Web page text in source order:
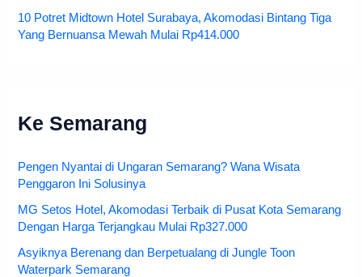
10 Potret Midtown Hotel Surabaya, Akomodasi Bintang Tiga
Yang Bernuansa Mewah Mulai Rp414.000
Ke Semarang
Pengen Nyantai di Ungaran Semarang? Wana Wisata
Penggaron Ini Solusinya
MG Setos Hotel, Akomodasi Terbaik di Pusat Kota Semarang
Dengan Harga Terjangkau Mulai Rp327.000
Asyiknya Berenang dan Berpetualang di Jungle Toon
Waterpark Semarang